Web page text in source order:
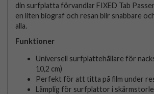
din surfplatta förvandlar FIXED Tab
en liten biograf och resan blir snabbare
alla.
Funktioner
Universell surfplattehållare för
10,2 cm)
Perfekt för att titta på film under
Lämplig för surfplattor i